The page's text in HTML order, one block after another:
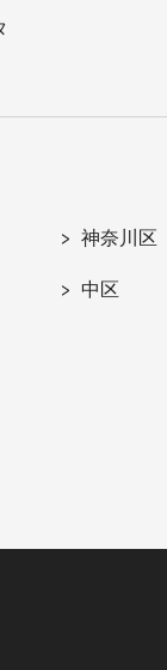
神奈川区
中区